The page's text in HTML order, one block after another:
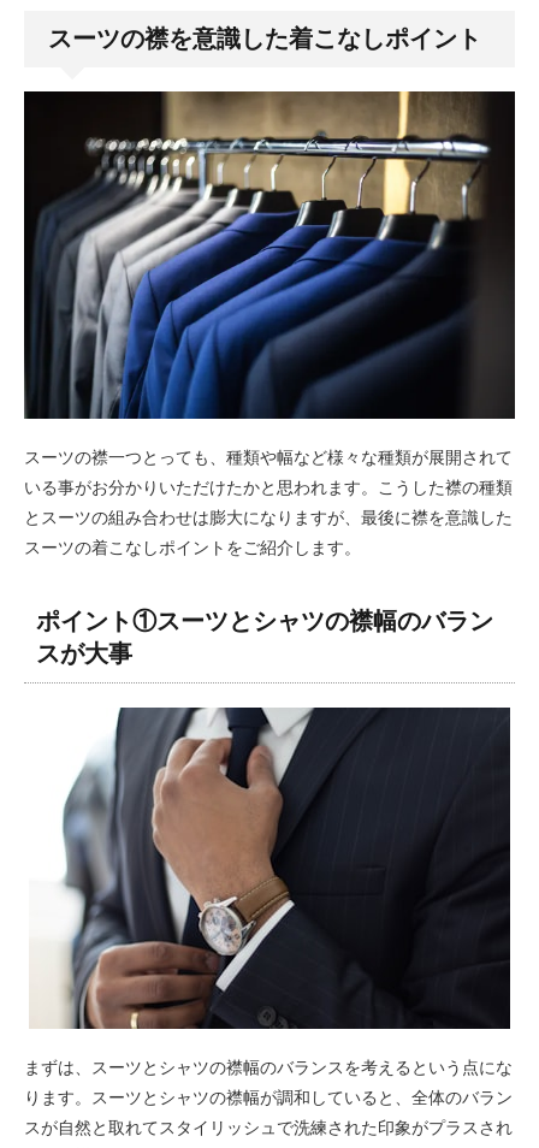
スーツの襟を意識した着こなしポイント
スーツの襟一つとっても、種類や幅など様々な種類が展開されて
いる事がお分かりいただけたかと思われます。こうした襟の種類
とスーツの組み合わせは膨大になりますが、最後に襟を意識した
スーツの着こなしポイントをご紹介します。
ポイント①スーツとシャツの襟幅のバラン
スが大事
まずは、スーツとシャツの襟幅のバランスを考えるという点にな
ります。スーツとシャツの襟幅が調和していると、全体のバラン
スが自然と取れてスタイリッシュで洗練された印象がプラスされ